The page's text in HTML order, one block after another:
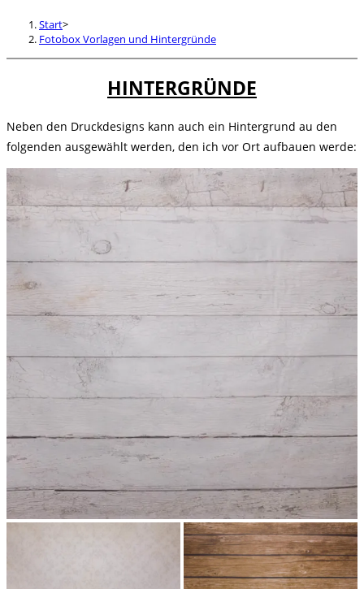
Start>
Fotobox Vorlagen und Hintergründe
HINTERGRÜNDE
Neben den Druckdesigns kann auch ein Hintergrund au den
folgenden ausgewählt werden, den ich vor Ort aufbauen werde: